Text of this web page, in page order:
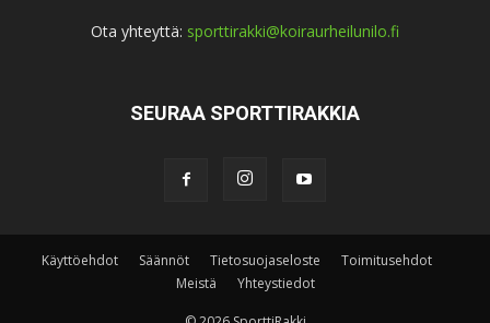
Ota yhteyttä: sporttirakki@koiraurheilunilo.fi
SEURAA SPORTTIRAKKIA
Käyttöehdot Säännöt Tietosuojaseloste
Toimitusehdot
Meistä
Yhteystiedot